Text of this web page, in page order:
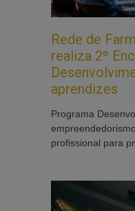
Rede de
realiza 2º
aprendizes
Programa
profissional para